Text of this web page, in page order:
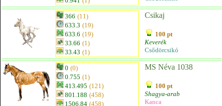
366 (11)
633.3 (19)
633.6 (19)
33.66 (1)
33.43 (1)
Csikaj
100 pt
Keverék
Csődörcsikó
0 (0)
0.755 (1)
413.495 (121)
801.188 (458)
1506.84 (458)
MS Néva 1038
100 pt
Shagya-arab
Kanca